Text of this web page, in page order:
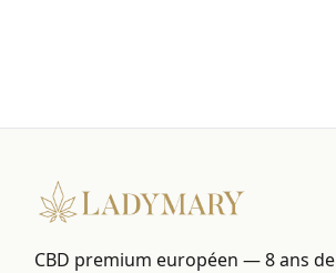
CBD premium européen — 8 ans de